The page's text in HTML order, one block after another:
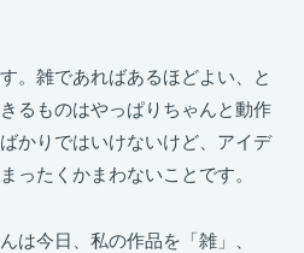
。雑であればあるほどよい、と
るものはやっぱりちゃんと動作
かりではいけないけど、アイデ
ったくかまわないことです。
今日、私の作品を「雑」、